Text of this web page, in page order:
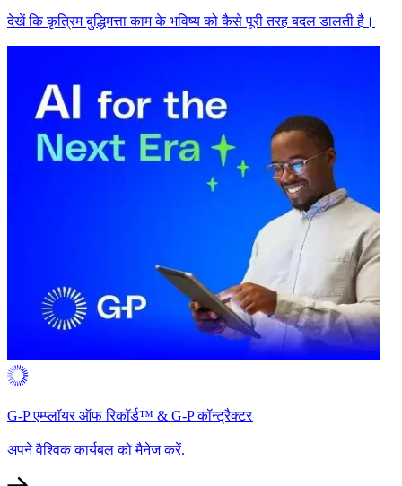
देखें कि कृत्रिम बुद्धिमत्ता काम के भविष्य को कैसे पूरी तरह बदल डालती है।​​
G-P एम्प्लॉयर ऑफ रिकॉर्ड™ & G-P कॉन्ट्रैक्टर​​
अपने वैश्विक कार्यबल को मैनेज करें.​​